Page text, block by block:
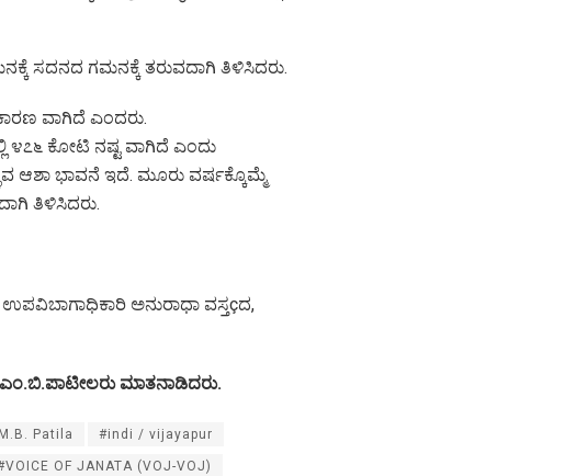
ಸದನದ ಗಮನಕ್ಕೆ ತರುವದಾಗಿ ತಿಳಿಸಿದರು.
ವಾಗಿದೆ ಎಂದರು.
ಕೋಟಿ ನಷ್ಟ ವಾಗಿದೆ ಎಂದು
ಆಶಾ ಭಾವನೆ ಇದೆ. ಮೂರು ವರ್ಷಕ್ಕೊಮ್ಮೆ
ತಿಳಿಸಿದರು.
ಅನುರಾಧಾ ವಸ್ತçದ,
ಮಾತನಾಡಿದರು.
Patila #indi / vijayapur
OF JANATA (VOJ-VOJ)